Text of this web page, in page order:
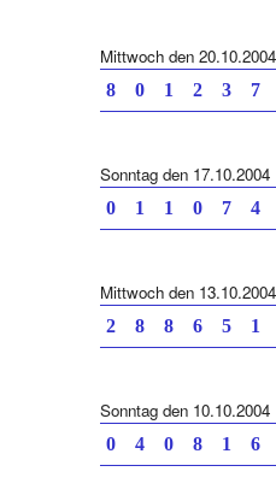
Mittwoch den 20.10.2004
8 0 1 2 3
Sonntag den 17.10.2004
0 1 1 0 7
Mittwoch den 13.10.2004
2 8 8 6 5
Sonntag den 10.10.2004
0 4 0 8 1